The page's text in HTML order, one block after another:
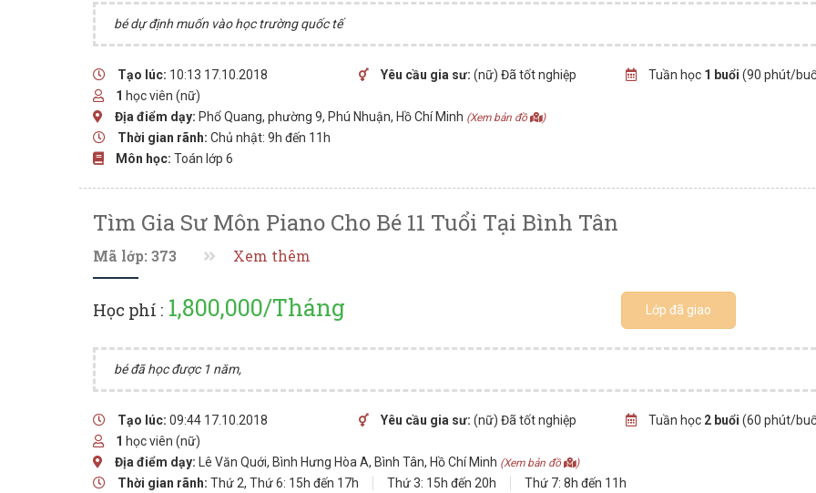
bé dự định muốn vào học trường quốc tế
Tạo lúc: 10:13 17.10.2018 Yêu cầu gia sư: (nữ) Đã tốt nghiệp Tuần học 1 buổi (90 phút/
1 học viên (nữ)
Địa điểm dạy: Phổ Quang, phường 9, Phú Nhuận, Hồ Chí Minh (Xem bản đồ )
Thời gian rãnh: Chủ nhật: 9h đến 11h
Môn học: Toán lớp 6
Tìm Gia Sư Môn Piano Cho Bé 11 Tuổi Tại Bình Tân
Mã lớp: 373 Xem thêm
Học phí : 1,800,000/Tháng Lớp đã giao
bé đã học được 1 năm,
Tạo lúc: 09:44 17.10.2018 Yêu cầu gia sư: (nữ) Đã tốt nghiệp Tuần học 2 buổi (60 phút/
1 học viên (nữ)
Địa điểm dạy: Lê Văn Quới, Bình Hưng Hòa A, Bình Tân, Hồ Chí Minh (Xem bản đồ )
Thời gian rãnh: Thứ 2, Thứ 6: 15h đến 17h Thứ 3: 15h đến 20h
Thứ 7: 8h đến 11h